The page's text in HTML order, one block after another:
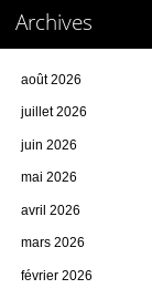
Archives
août 2026
juillet 2026
juin 2026
mai 2026
avril 2026
mars 2026
février 2026